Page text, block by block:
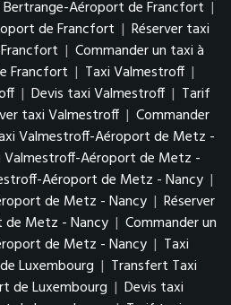
Aéroport de Francfort |
de Francfort | Réserver taxi
| Commander un taxi à
Francfort | Taxi Valmestroff |
| Devis taxi Valmestroff | Tarif
taxi Valmestroff | Commander
Valmestroff-Aéroport de Metz -
Valmestroff-Aéroport de Metz -
Aéroport de Metz - Nancy |
de Metz - Nancy | Réserver
Metz - Nancy | Commander un
de Metz - Nancy | Taxi
Luxembourg | Transfert Taxi
de Luxembourg | Devis taxi